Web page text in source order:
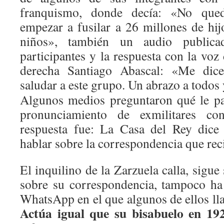
franquismo, donde decía: «No
empezar a fusilar a 26 millones de
niños», también un audio
participantes y la respuesta con la
derecha Santiago Abascal: «Me
saludar a este grupo. Un abrazo a
Algunos medios preguntaron qué le
pronunciamiento de exmilitares
respuesta fue: La Casa del Rey
hablar sobre la correspondencia que
El inquilino de la Zarzuela calla,
sobre su correspondencia, tampoco
WhatsApp en el que algunos de ellos
Actúa igual que su bisabuelo en